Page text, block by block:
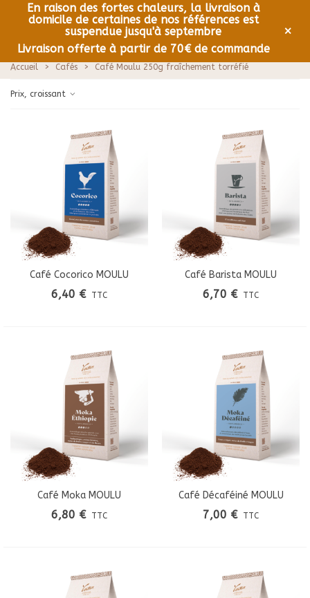
Menu 0
Accueil > Cafés > Café Moulu 250g fraîchement torréfié
Prix, croissant
Café Cocorico MOULU
6,40 € TTC
Café Barista MOULU
6,70 € TTC
Café Moka MOULU
6,80 € TTC
Café Décaféiné MOULU
7,00 € TTC
En raison des fortes chaleurs, la livraison à
domicile de certaines de nos références est
suspendue jusqu'à septembre
Livraison offerte à partir de 70€ de commande
×